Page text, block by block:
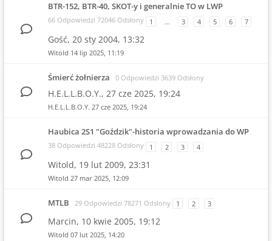
BTR-152, BTR-40, SKOT-y i generalnie TO w LWP
66 Odpowiedzi 72046 Odsłony 1 … 3 4 5 6 7
Gość, 20 sty 2004, 13:32
Witold 14 lip 2025, 11:19
Śmierć żołnierza 0 Odpowiedzi 3639 Odsłony
H.E.L.L.B.O.Y., 27 cze 2025, 19:24
H.E.L.L.B.O.Y. 27 cze 2025, 19:24
Haubica 2S1 "Goździk"-historia wprowadzania do WP
38 Odpowiedzi 48228 Odsłony 1 2 3 4
Witold, 19 lut 2009, 23:31
Witold 27 mar 2025, 12:09
MTLB 29 Odpowiedzi 78271 Odsłony 1 2 3
Marcin, 10 kwie 2005, 19:12
Witold 07 lut 2025, 14:20